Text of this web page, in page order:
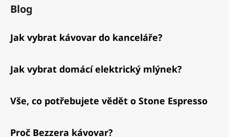
Blog
Jak vybrat kávovar do kanceláře?
Jak vybrat domácí elektrický mlýnek?
Vše, co potřebujete vědět o Stone Espresso
Proč Bezzera kávovar?